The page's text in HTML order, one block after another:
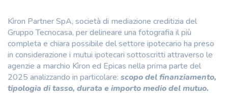
Kìron Partner SpA, società di mediazione creditizia del
Gruppo Tecnocasa, per delineare una fotografia il più
completa e chiara possibile del settore ipotecario ha preso
in considerazione i mutui ipotecari sottoscritti attraverso le
agenzie a marchio Kìron ed Epicas nella prima parte del
2025 analizzando in particolare: scopo del finanziamento,
tipologia di tasso, durata e importo medio del mutuo.